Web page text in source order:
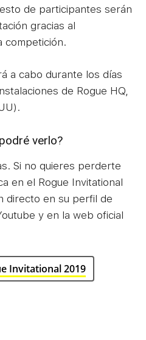
de participantes serán
gracias al
competición.
a cabo durante los días
de Rogue HQ,
verlo?
Si no quieres perderte
en el Rogue Invitational
directo en su perfil de
y en la web oficial
Invitational 2019